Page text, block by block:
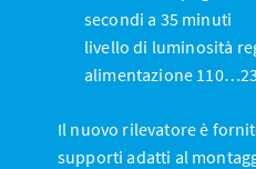
secondi a 35 minuti
livello di luminosità
alimentazione
Il nuovo rilevatore è
supporti adatti al